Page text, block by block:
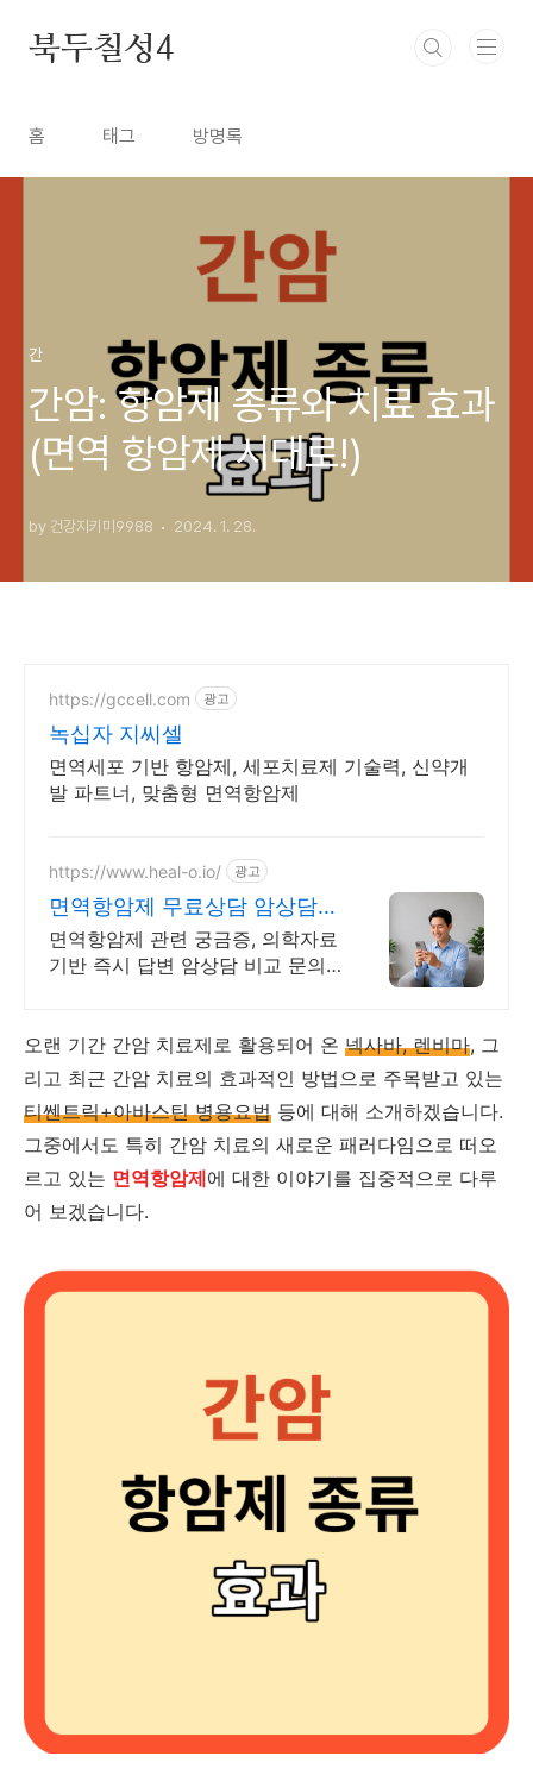
북두칠성4
홈 태그 방명록
간
간암: 항암제 종류와 치료 효과
(면역 항암제 시대로!)
by 건강지키미9988 2024. 1. 28.
https://gccell.com 광고
녹십자 지씨셀
면역세포 기반 항암제, 세포치료제 기술력, 신약개
발 파트너, 맞춤형 면역항암제
https://www.heal-o.io/ 광고
면역항암제 무료상담 암상담
비교 문의는 힐오에서
면역항암제 관련 궁금증, 의학자료
기반 즉시 답변 암상담 비교 문의
오랜 기간 간암 치료제로 활용되어 온 넥사바, 렌비마, 그
리고 최근 간암 치료의 효과적인 방법으로 주목받고 있는
티쎈트릭+아바스틴 병용요법 등에 대해 소개하겠습니다.
그중에서도 특히 간암 치료의 새로운 패러다임으로 떠오
르고 있는 면역항암제에 대한 이야기를 집중적으로 다루
어 보겠습니다.